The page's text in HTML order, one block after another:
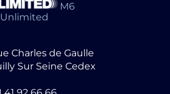
M6
Unlimited
Charles de Gaulle
Sur Seine Cedex